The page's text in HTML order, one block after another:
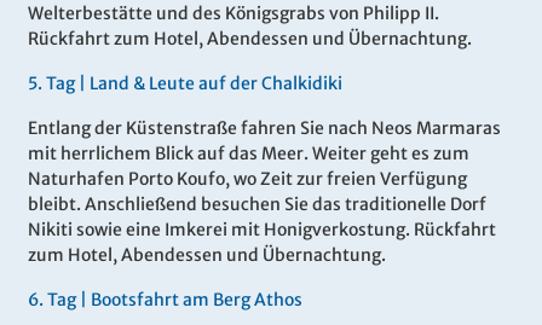
Welterbestätte und des Königsgrabs von Philipp II.
Rückfahrt zum Hotel, Abendessen und Übernachtung.
5. Tag | Land & Leute auf der Chalkidiki
Entlang der Küstenstraße fahren Sie nach Neos Marmaras
mit herrlichem Blick auf das Meer. Weiter geht es zum
Naturhafen Porto Koufo, wo Zeit zur freien Verfügung
bleibt. Anschließend besuchen Sie das traditionelle Dorf
Nikiti sowie eine Imkerei mit Honigverkostung. Rückfahrt
zum Hotel, Abendessen und Übernachtung.
6. Tag | Bootsfahrt am Berg Athos